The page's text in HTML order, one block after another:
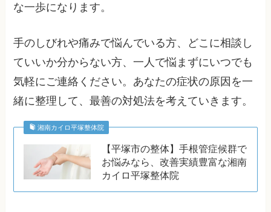
な一歩になります。
手のしびれや痛みで悩んでいる方、どこに相談し
ていいか分からない方、一人で悩まずにいつでも
気軽にご連絡ください。あなたの症状の原因を一
緒に整理して、最善の対処法を考えていきます。
湘南カイロ平塚整体院
【平塚市の整体】手根管症候群で
お悩みなら、改善実績豊富な湘南
カイロ平塚整体院